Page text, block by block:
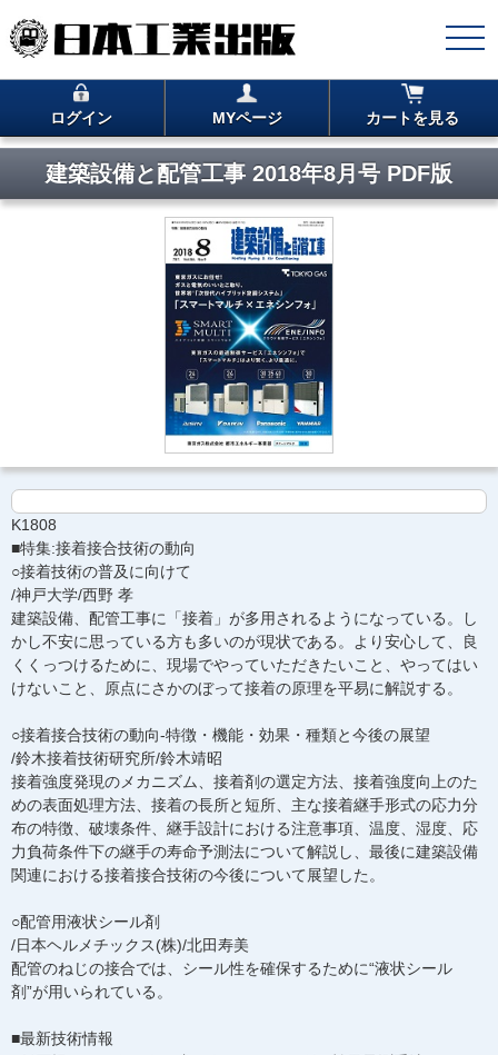
ログイン MYページ カートを見る
建築設備と配管工事 2018年8月号 PDF版
K1808
■特集:接着接合技術の動向
○接着技術の普及に向けて
/神戸大学/西野 孝
建築設備、配管工事に「接着」が多用されるようになっている。し
かし不安に思っている方も多いのが現状である。より安心して、良
くくっつけるために、現場でやっていただきたいこと、やってはい
けないこと、原点にさかのぼって接着の原理を平易に解説する。
○接着接合技術の動向-特徴・機能・効果・種類と今後の展望
/鈴木接着技術研究所/鈴木靖昭
接着強度発現のメカニズム、接着剤の選定方法、接着強度向上のた
めの表面処理方法、接着の長所と短所、主な接着継手形式の応力分
布の特徴、破壊条件、継手設計における注意事項、温度、湿度、応
力負荷条件下の継手の寿命予測法について解説し、最後に建築設備
関連における接着接合技術の今後について展望した。
○配管用液状シール剤
/日本ヘルメチックス(株)/北田寿美
配管のねじの接合では、シール性を確保するために“液状シール
剤”が用いられている。
■最新技術情報